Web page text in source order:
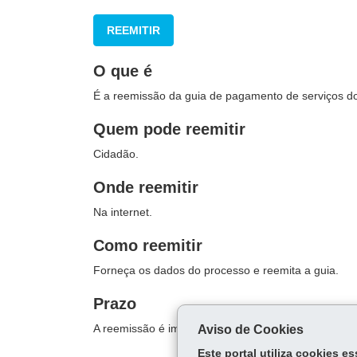
REEMITIR
O que é
É a reemissão da guia de pagamento de serviços
Quem pode reemitir
Cidadão.
Onde reemitir
Na internet.
Como reemitir
Forneça os dados do processo e reemita a guia.
Prazo
A reemissão é imediata.Aviso de Cookies
Este portal utiliza cookies